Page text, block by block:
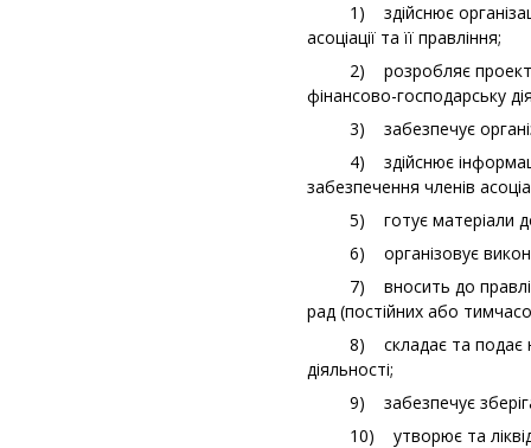
1) здійснює
асоціації та її правління;
2) розробляє проект
фінансово-господарську
3) забезпечує
4) здійснює
забезпечення членів
5) готує матеріали до
6) організовує
7) вносить до правління
рад (постійних або
8) складає та подає на
діяльності;
9) забезпечує
10) утворює та